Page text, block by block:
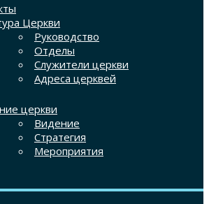
Церкви
Руководство
Отделы
Служители церкви
Адреса церквей
церкви
Видение
Стратегия
Мероприятия